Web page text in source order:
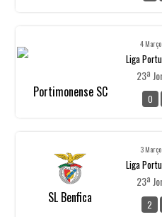
Portimonense SC
4
Liga
23ª
0
SL Benfica
3
Liga
23ª
2